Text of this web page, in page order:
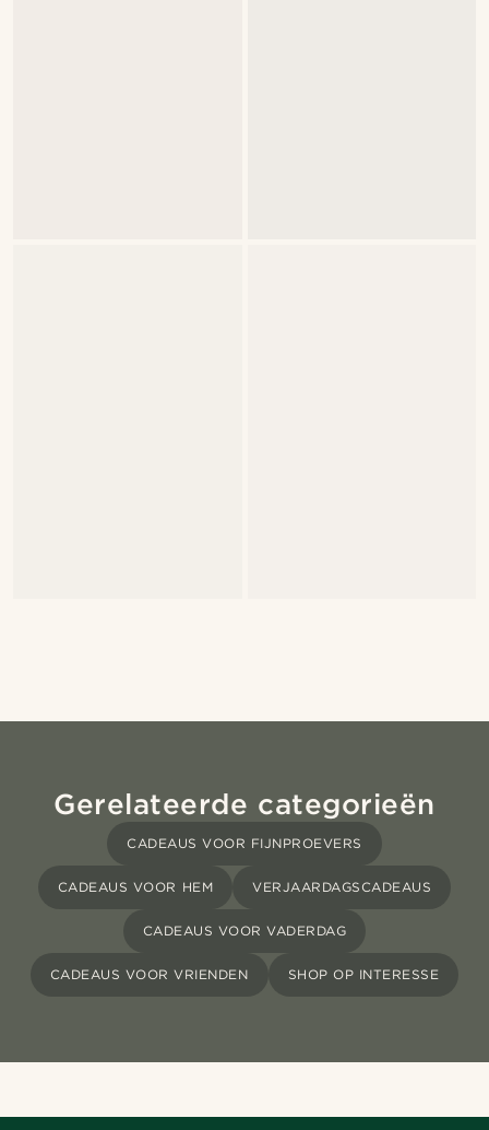
Gerelateerde categorieën
CADEAUS VOOR FIJNPROEVERS
CADEAUS VOOR HEM VERJAARDAGSCADEAUS
CADEAUS VOOR VADERDAG
CADEAUS VOOR VRIENDEN SHOP OP INTERESSE